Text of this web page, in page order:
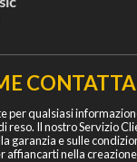
per qualsiasi
reso. Il nostro Servizio
garanzia e sulle
affiancarti nella